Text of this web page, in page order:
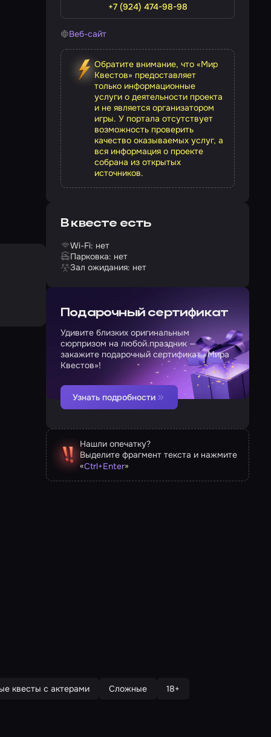
+7 (924) 474-98-98
Веб-сайт
Обратите внимание, что «Мир
Квестов» предоставляет
только информационные
услуги о деятельности проекта
и не является организатором
игры. У портала отсутствует
возможность проверить
качество оказываемых услуг, а
вся информация о проекте
собрана из открытых
источников.
В квесте есть
Wi-Fi: нет
Парковка: нет
Зал ожидания: нет
Подарочный сертификат
Удивите близких оригинальным
сюрпризом на любой праздник —
закажите подарочный сертификат «Мира
Квестов»!
Узнать подробности
Нашли опечатку?
Выделите фрагмент текста и нажмите
«Ctrl+Enter»
квесты с актерами Сложные 18+